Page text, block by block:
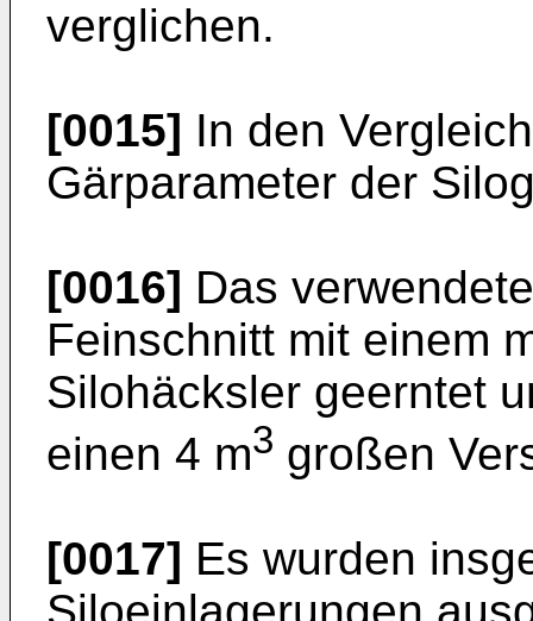
verglichen.
[0015] In den
Gärparameter der
[0016] Das
Feinschnitt mit einem
Silohäcksler geerntet
einen 4 m3 großen
[0017] Es wurden